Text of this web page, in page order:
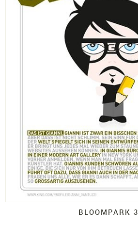
BLOOMPARK 3